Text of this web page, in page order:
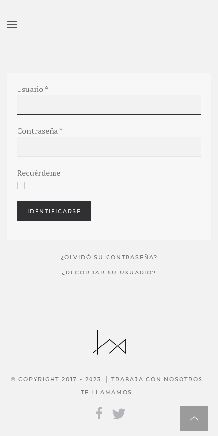
Usuario*
Contraseña*
Recuérdeme
IDENTIFICARSE
¿OLVIDÓ SU CONTRASEÑA?
¿RECORDAR SU USUARIO?
© COPYRIGHT 2017 - 2023
TRABAJA CON NOSOTROS
TE LLAMAMOS